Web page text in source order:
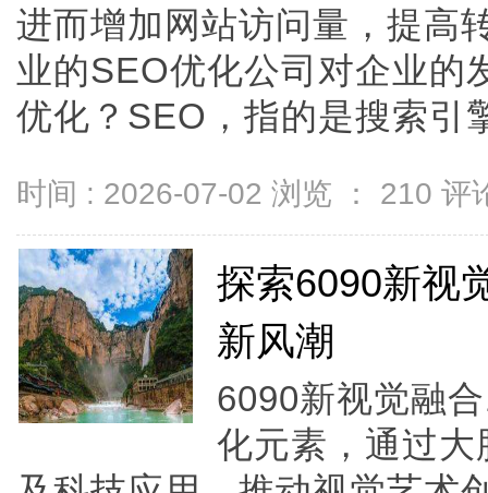
进而增加网站访问量，提高
业的SEO优化公司对企业的
优化？SEO，指的是搜索引
时间 : 2026-07-02 浏览 ： 210 评
探索6090新视
新风潮
6090新视觉融
化元素，通过